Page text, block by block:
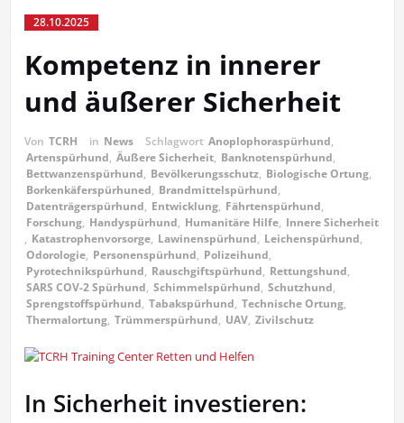
28.10.2025
Kompetenz in innerer
und äußerer Sicherheit
Von TCRH in News Schlagwort Anoplophoraspürhund,
Artenspürhund, Äußere Sicherheit, Banknotenspürhund,
Bettwanzenspürhund, Bevölkerungsschutz, Biologische Ortung,
Borkenkäferspürhuned, Brandmittelspürhund,
Datenträgerspürhund, Entwicklung, Fährtenspürhund,
Forschung, Handyspürhund, Humanitäre Hilfe, Innere Sicherheit
, Katastrophenvorsorge, Lawinenspürhund, Leichenspürhund,
Odorologie, Personenspürhund, Polizeihund,
Pyrotechnikspürhund, Rauschgiftspürhund, Rettungshund,
SARS COV-2 Spürhund, Schimmelspürhund, Schutzhund,
Sprengstoffspürhund, Tabakspürhund, Technische Ortung,
Thermalortung, Trümmerspürhund, UAV, Zivilschutz
In Sicherheit investieren: